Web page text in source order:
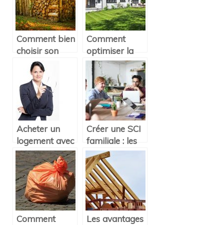
Comment bien
choisir son
abri bûches
pour embellir
son jardin ?
Comment
optimiser la
sécurité de
votre maison ?
Acheter un
logement avec
une SCI : les
avantages
Créer une SCI
familiale : les
avantages
Comment
Les avantages